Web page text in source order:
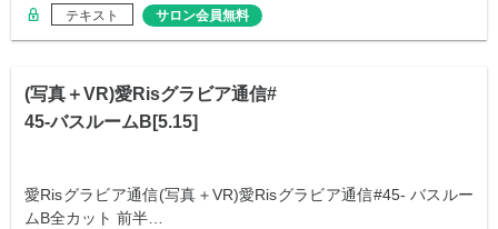
テキスト サロン会員無料
(写真＋VR)愛Risグラビア通信#
45-バスルームB[5.15]
愛Risグラビア通信(写真＋VR)愛Risグラビア通信#45- バスルー
ムB全カット 前半…